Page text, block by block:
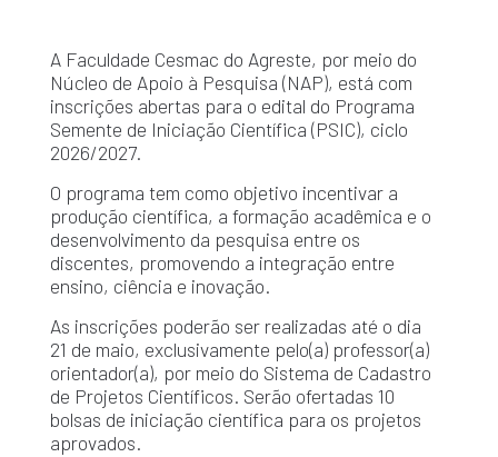
A Faculdade Cesmac do Agreste, por meio do
Núcleo de Apoio à Pesquisa (NAP), está com
inscrições abertas para o edital do Programa
Semente de Iniciação Científica (PSIC), ciclo
2026/2027.
O programa tem como objetivo incentivar a
produção científica, a formação acadêmica e o
desenvolvimento da pesquisa entre os
discentes, promovendo a integração entre
ensino, ciência e inovação.
As inscrições poderão ser realizadas até o dia
21 de maio, exclusivamente pelo(a) professor(a)
orientador(a), por meio do Sistema de Cadastro
de Projetos Científicos. Serão ofertadas 10
bolsas de iniciação científica para os projetos
aprovados.